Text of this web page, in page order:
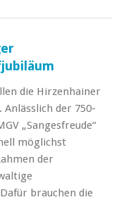
die Hirzenhainer
der 750-
„Sangesfreude“
möglichst
der
brauchen die